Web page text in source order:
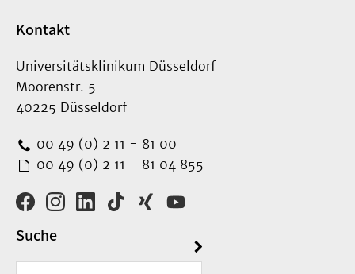
Kontakt
Universitätsklinikum Düsseldorf
Moorenstr. 5
40225 Düsseldorf
00 49 (0) 2 11 - 81 00
00 49 (0) 2 11 - 81 04 855
Suche